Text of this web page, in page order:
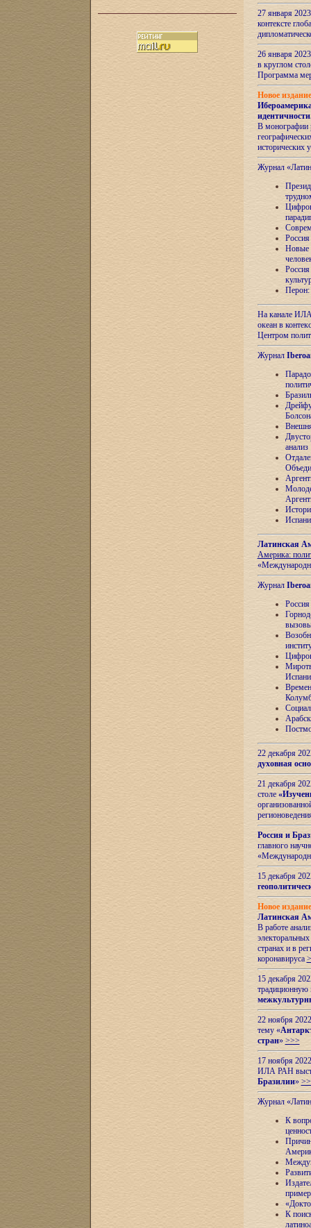
27 января
контексте
26 января
в круглом
Программа
Новое
идентичности
В монографии
исторических
Журнал
Новые
Перон:
На канале
океан в
Центром
Журнал
анализ
Латинская
Америка:
Журнал
22 декабря
духовная
21 декабря
столе
Россия и
главного
15 декабря
Новое
Латинская
В работе
странах и в
коронавируса
15 декабря
22 ноября
тему «
стран» >>>
17 ноября
ИЛА РАН
Бразилии»
Журнал
К
К